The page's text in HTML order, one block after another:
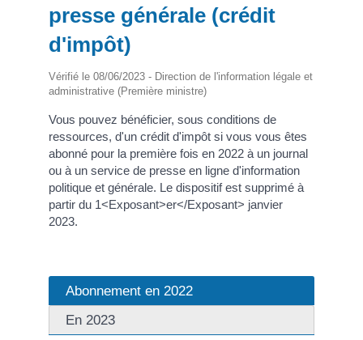
presse générale (crédit
d'impôt)
Vérifié le 08/06/2023 - Direction de l'information légale et
administrative (Première ministre)
Vous pouvez bénéficier, sous conditions de
ressources, d'un crédit d'impôt si vous vous êtes
abonné pour la première fois en 2022 à un journal
ou à un service de presse en ligne d'information
politique et générale. Le dispositif est supprimé à
partir du 1<Exposant>er</Exposant> janvier
2023.
Abonnement en 2022
En 2023